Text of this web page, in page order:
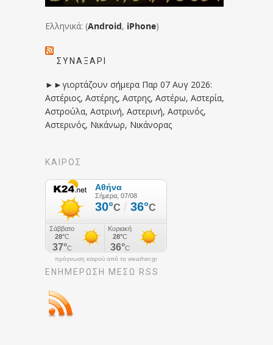
Ελληνικά: (Android, iPhone)
ΣΥΝΑΞΆΡΙ
►►γιορτάζουν σήμερα Παρ 07 Αυγ 2026:
Αστέριος, Αστέρης, Αστρης, Αστέρω, Αστερία,
Αστρούλα, Αστρινή, Αστερινή, Αστρινός,
Αστερινός, Νικάνωρ, Νικάνορας
ΚΑΙΡΟΣ
πρόγνωση καιρού από το weather.gr
ΕΝΗΜΈΡΩΣΉ ΜΕΣΩ RSS